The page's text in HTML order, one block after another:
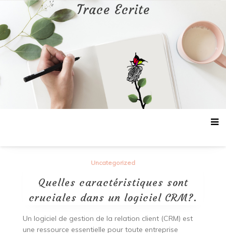
contenu
Trace Ecrite
Uncategorized
Quelles caractéristiques sont
cruciales dans un logiciel CRM?.
Un logiciel de gestion de la relation client (CRM) est
une ressource essentielle pour toute entreprise